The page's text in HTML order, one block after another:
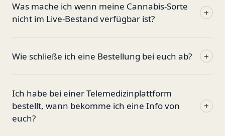
Was mache ich wenn meine Cannabis-Sorte
nicht im Live-Bestand verfügbar ist?
+
Wie schließe ich eine Bestellung bei euch ab? +
Ich habe bei einer Telemedizinplattform
bestellt, wann bekomme ich eine Info von
euch?
+